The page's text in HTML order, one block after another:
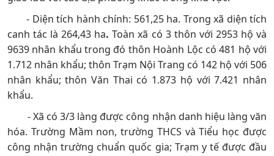
- Diện tích hành chính: 561,25 ha. Trong xã diện tích
canh tác là 264,43 ha.Toàn xã có 3 thôn với 2953 hộ và
9639 nhân khẩu trong đó thôn Hoành Lộc có 481 hộ với
1.712 nhân khẩu; thôn Trạm Nội Trang có 142 hộ với 506
nhân khẩu; thôn Văn Thai có 1.873 hộ với 7.421 nhân
khẩu.
- Xã có 3/3 làng được công nhận danh hiệu làng văn
hóa. Trường Mầm non, trường THCS và Tiểu học được
công nhận trường chuẩn quốc gia; Trạm y tế được đầu